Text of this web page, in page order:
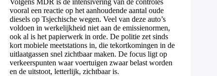
vooral een reactie op het aanhoudende aantal oude
diesels op Tsjechische wegen. Veel van deze auto’s
voldoen in werkelijkheid niet aan de emissienormen,
ook al is het papierwerk in orde. De politie zet sinds
kort mobiele meetstations in, die tekortkomingen in de
uitlaatgassen snel zichtbaar maken. De focus ligt op
verkeerspunten waar voertuigen zwaar belast worden
en de uitstoot, letterlijk, zichtbaar is.